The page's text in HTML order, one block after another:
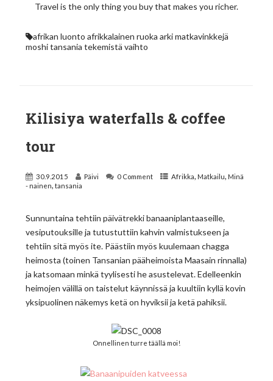
Travel is the only thing you buy that makes you richer.
afrikan luonto afrikkalainen ruoka arkimatkavinkkejä
moshitansania tekemistä vaihto
Kilisiya waterfalls & coffee
tour
30.9.2015 Päivi 0 Comment Afrikka,Matkailu,Minä
- nainen,tansania
Sunnuntaina tehtiin päivätrekki banaaniplantaaseille,
vesiputouksille ja tutustuttiin kahvin valmistukseen ja
tehtiin sitä myös ite. Päästiin myös kuulemaan chagga
heimosta (toinen Tansanian pääheimoista Maasain rinnalla)
ja katsomaan minkä tyylisesti he asustelevat. Edelleenkin
heimojen välillä on taistelut käynnissä ja kuultiin kyllä kovin
yksipuolinen näkemys ketä on hyviksii ja ketä pahiksii.
Onnellinen turre täällä moi!